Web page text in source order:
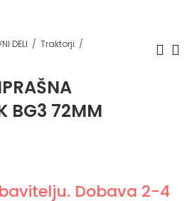
DELI
Traktorji
BG3 72MMPROTIPRAŠNA
Dobava 2-4